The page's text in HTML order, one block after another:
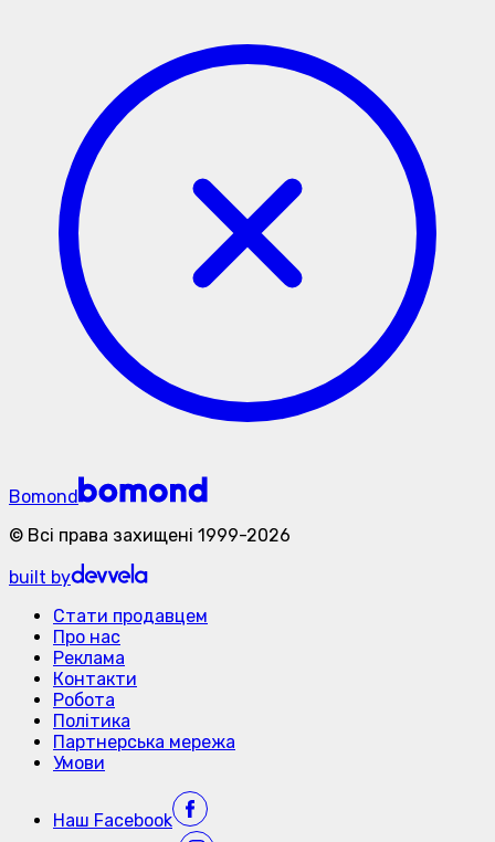
Bomond
© Всі права захищені 1999-2026
built by
Стати продавцем
Про нас
Реклама
Контакти
Робота
Політика
Партнерська мережа
Умови
Наш Facebook